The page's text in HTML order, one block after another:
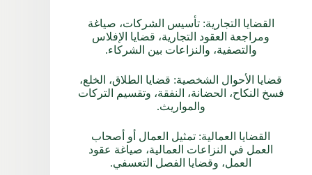
القضايا التجارية: تأسيس الشركات، صياغة
ومراجعة العقود التجارية، قضايا الإفلاس
والتصفية، والنزاعات بين الشركاء.
قضايا الأحوال الشخصية: قضايا الطلاق، الخلع،
فسخ النكاح، الحضانة، النفقة، وتقسيم التركات
والمواريث.
القضايا العمالية: تمثيل العمال أو أصحاب
العمل في النزاعات العمالية، صياغة عقود
العمل، وقضايا الفصل التعسفي.